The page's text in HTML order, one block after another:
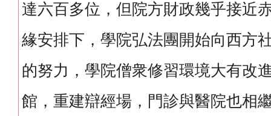
達六百多位，但院方財政幾乎接近
緣安排下，學院弘法團開始向西方
的努力，學院僧衆修習環境大有改
館，重建辯經場，門診與醫院也相